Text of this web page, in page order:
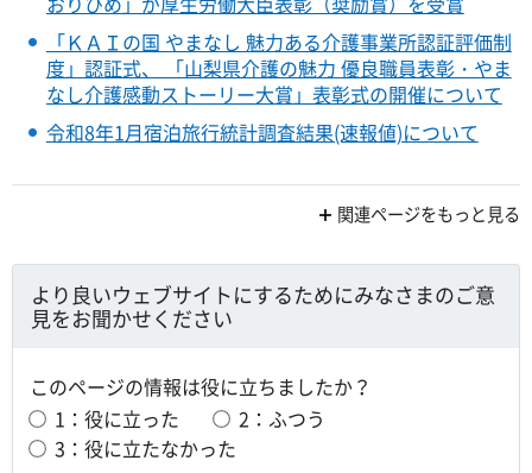
「ＫＡＩの国 やまなし 魅力ある介護事業所認証評価制
度」認証式、 「山梨県介護の魅力 優良職員表彰・やま
なし介護感動ストーリー大賞」表彰式の開催について
令和8年1月宿泊旅行統計調査結果(速報値)について
関連ページをもっと見る
より良いウェブサイトにするためにみなさまのご意
見をお聞かせください
このページの情報は役に立ちましたか？
1：役に立った
2：ふつう
3：役に立たなかった